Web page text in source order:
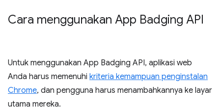
Cara menggunakan App Badging API
Untuk menggunakan App Badging API, aplikasi web
Anda harus memenuhi kriteria kemampuan penginstalan
Chrome, dan pengguna harus menambahkannya ke layar
utama mereka.